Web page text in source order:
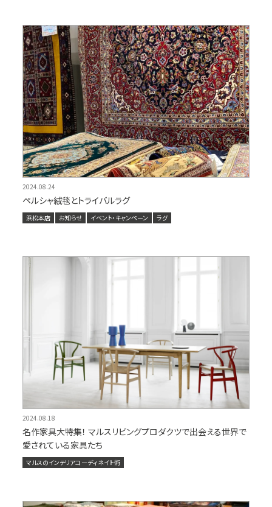
2024.08.24
ペルシャ絨毯とトライバルラグ
浜松本店 お知らせ イベント・キャンペーン ラグ
2024.08.18
名作家具大特集！ マルスリビングプロダクツで出会える世界で
愛されている家具たち
マルスのインテリアコーディネイト術